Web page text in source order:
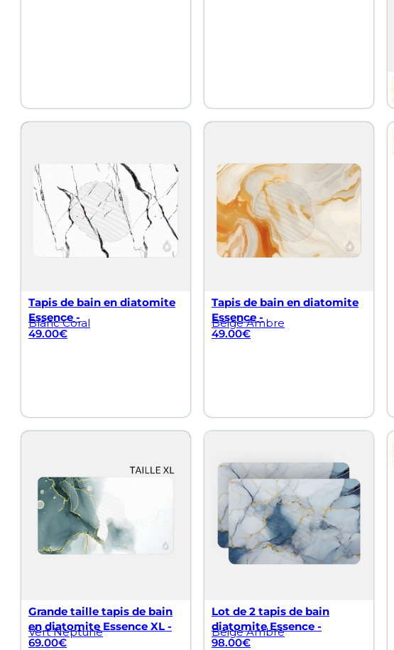
Tapis de bain en diatomite
Essence -
Blanc Coral
49.00€
Tapis de bain en diatomite
Essence -
Beige Ambre
49.00€
Grande taille tapis de bain
en diatomite Essence XL -
Vert Neptune
69.00€
Lot de 2 tapis de bain
diatomite Essence -
Beige Ambre
98.00€